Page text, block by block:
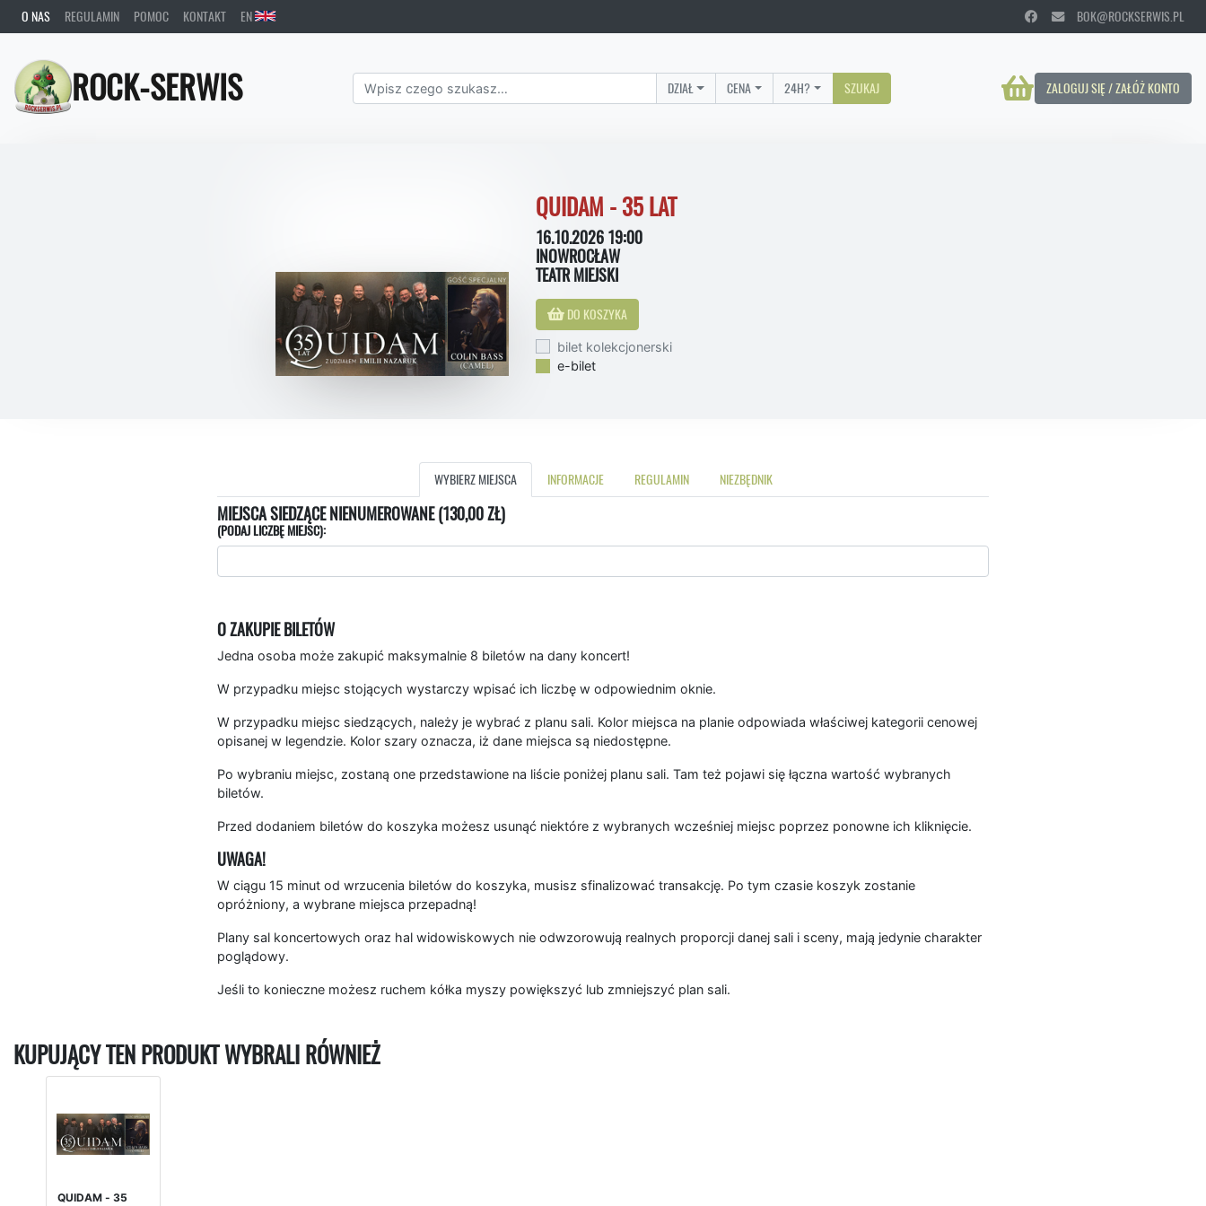
O NAS REGULAMIN POMOC KONTAKT EN BOK@ROCKSERWIS.PL
ROCK-SERWIS ZALOGUJ SIĘ / ZAŁÓŻ KONTO
DZIAŁ CENA 24H? SZUKAJ
QUIDAM - 35 LAT
16.10.2026 19:00
INOWROCŁAW
TEATR MIEJSKI
DO KOSZYKA
bilet kolekcjonerski
e-bilet
WYBIERZ MIEJSCA INFORMACJE REGULAMIN NIEZBĘDNIK
MIEJSCA SIEDZĄCE NIENUMEROWANE (130,00 ZŁ)
(PODAJ LICZBĘ MIEJSC):
O ZAKUPIE BILETÓW
Jedna osoba może zakupić maksymalnie 8 biletów na dany koncert!
W przypadku miejsc stojących wystarczy wpisać ich liczbę w odpowiednim oknie.
W przypadku miejsc siedzących, należy je wybrać z planu sali. Kolor miejsca na planie odpowiada właściwej kategorii cenowej
opisanej w legendzie. Kolor szary oznacza, iż dane miejsca są niedostępne.
Po wybraniu miejsc, zostaną one przedstawione na liście poniżej planu sali. Tam też pojawi się łączna wartość wybranych
biletów.
Przed dodaniem biletów do koszyka możesz usunąć niektóre z wybranych wcześniej miejsc poprzez ponowne ich kliknięcie.
UWAGA!
W ciągu 15 minut od wrzucenia biletów do koszyka, musisz sfinalizować transakcję. Po tym czasie koszyk zostanie
opróżniony, a wybrane miejsca przepadną!
Plany sal koncertowych oraz hal widowiskowych nie odwzorowują realnych proporcji danej sali i sceny, mają jedynie charakter
poglądowy.
Jeśli to konieczne możesz ruchem kółka myszy powiększyć lub zmniejszyć plan sali.
KUPUJĄCY TEN PRODUKT WYBRALI RÓWNIEŻ
QUIDAM - 35